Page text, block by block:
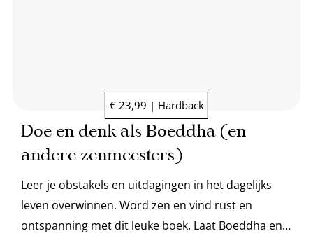
€ 23,99 | Hardback
Doe en denk als Boeddha (en
andere zenmeesters)
Leer je obstakels en uitdagingen in het dagelijks
leven overwinnen. Word zen en vind rust en
ontspanning met dit leuke boek. Laat Boeddha en